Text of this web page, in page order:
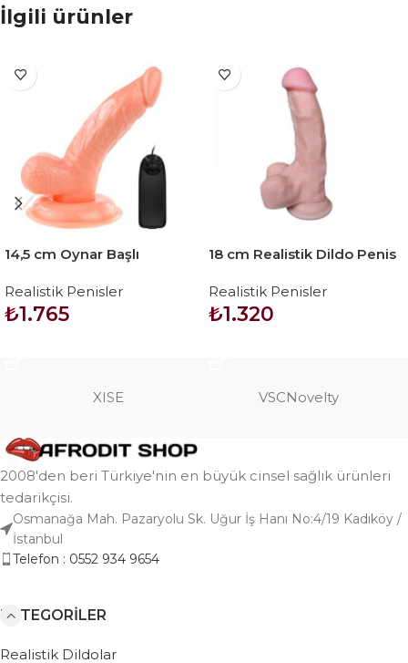
İlgili ürünler
14,5 cm Oynar Başlı
Penis – Rota Dong
Realistik Penisler
₺1.765
18 cm Realistik Dildo Penis
Realistik Penisler
₺1.320
XISE VSCNovelty
2008'den beri Türkiye'nin en büyük cinsel sağlık ürünleri
tedarikçisi.
Osmanağa Mah. Pazaryolu Sk. Uğur İş Hanı No:4/19 Kadıköy /
İstanbul
Telefon : 0552 934 9654
KATEGORILER
Realistik Dildolar